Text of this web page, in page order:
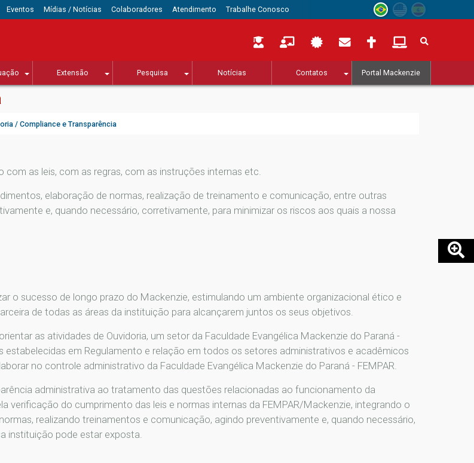
Eventos Mídias / Notícias Colaboradores Atendimento Trabalhe Conosco
Extensão Pesquisa Notícias Contatos Portal Mackenzie
/ Compliance e Transparência
as leis, com as regras, com as instruções internas etc.
elaboração de normas, realização de treinamento e comunicação, entre outras
e, quando necessário, corretivamente, para minimizar os riscos aos quais a nossa
o sucesso de longo prazo do Mackenzie, estimulando um ambiente organizacional ético e
de todas as áreas da instituição para alcançarem juntos os seus objetivos.
as atividades de Ouvidoria, um setor da Faculdade Evangélica Mackenzie do Paraná -
estabelecidas em Regulamento e relação em todos os setores administrativos e acadêmicos
no controle administrativo da Faculdade Evangélica Mackenzie do Paraná - FEMPAR.
administrativa ao tratamento das questões relacionadas ao funcionamento da
verificação do cumprimento das leis e normas internas da FEMPAR/Mackenzie, integrando o
realizando treinamentos e comunicação, agindo preventivamente e, quando necessário,
instituição pode estar exposta.